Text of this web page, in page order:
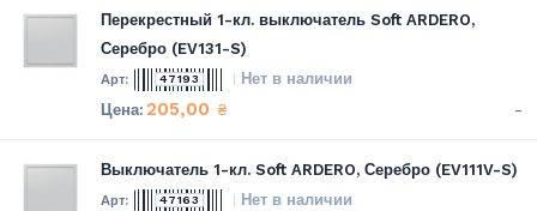
Перекрестный 1-кл. выключатель Soft ARDERO,
Серебро (EV131-S)
47193 Нет в наличии
205,00 ₴ -
Выключатель 1-кл. Soft ARDERO, Серебро (EV111V-S)
47163 Нет в наличии